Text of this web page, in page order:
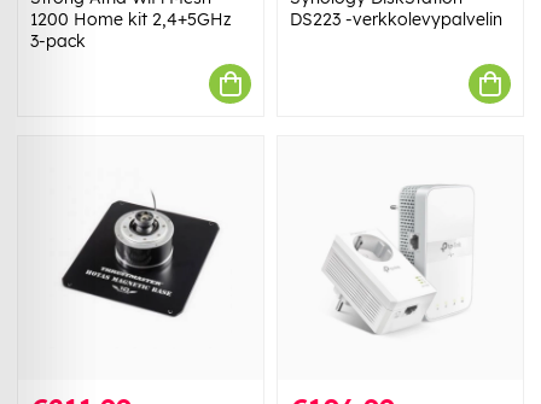
1200 Home kit 2,4+5GHz
3-pack
DS223 -verkkolevypalvelin